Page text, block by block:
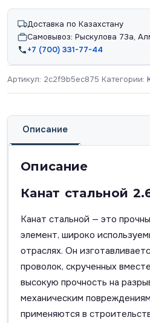
Доставка по Казахстану
Самовывоз: Рыскулова 73а,
+7 (700) 331-77-44
Артикул: 2c2f9b5ec875 Категории:
Описание
Описание
Канат стальной
Канат стальной — это
элемент, широко
отраслях. Он
проволок, скрученных
высокую прочность на
механическим
применяются в